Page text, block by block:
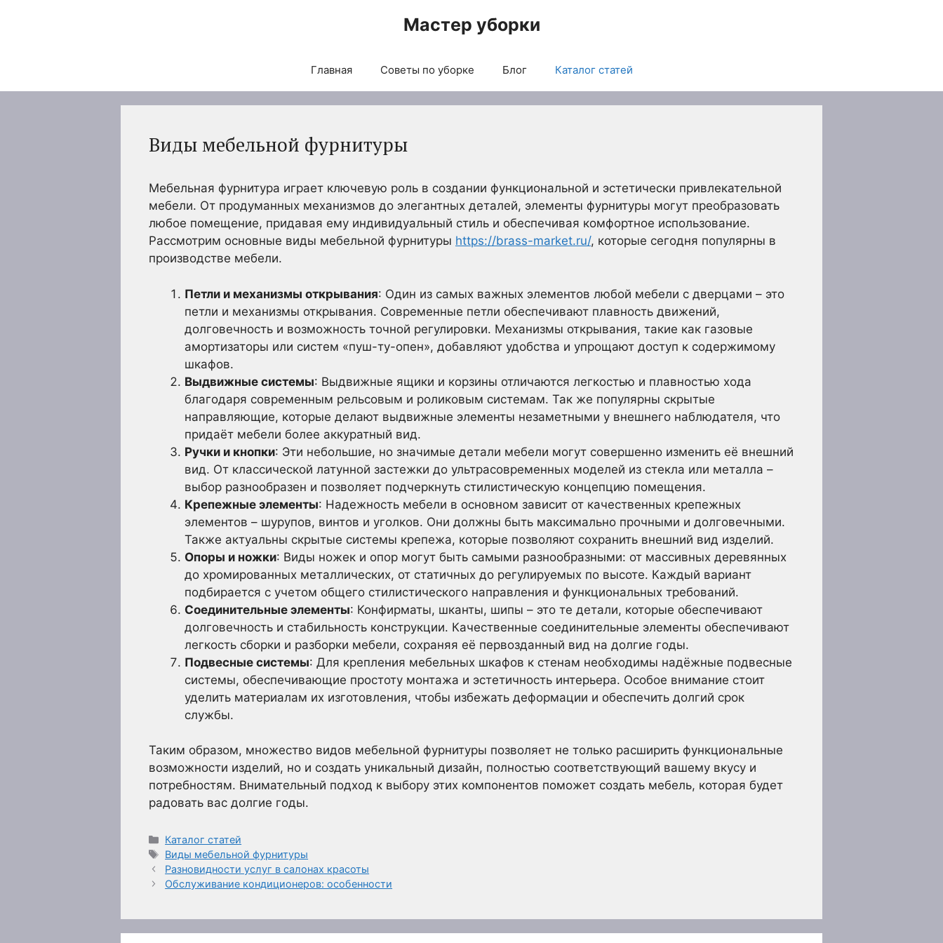
Мастер уборки
Главная Советы по уборке Блог Каталог статей
Виды мебельной фурнитуры
Мебельная фурнитура играет ключевую роль в создании функциональной и эстетически привлекательной
мебели. От продуманных механизмов до элегантных деталей, элементы фурнитуры могут преобразовать
любое помещение, придавая ему индивидуальный стиль и обеспечивая комфортное использование.
Рассмотрим основные виды мебельной фурнитуры https://brass-market.ru/, которые сегодня популярны в
производстве мебели.
Петли и механизмы открывания: Один из самых важных элементов любой мебели с дверцами – это
петли и механизмы открывания. Современные петли обеспечивают плавность движений,
долговечность и возможность точной регулировки. Механизмы открывания, такие как газовые
амортизаторы или систем «пуш-ту-опен», добавляют удобства и упрощают доступ к содержимому
шкафов.
Выдвижные системы: Выдвижные ящики и корзины отличаются легкостью и плавностью хода
благодаря современным рельсовым и роликовым системам. Так же популярны скрытые
направляющие, которые делают выдвижные элементы незаметными у внешнего наблюдателя, что
придаёт мебели более аккуратный вид.
Ручки и кнопки: Эти небольшие, но значимые детали мебели могут совершенно изменить её внешний
вид. От классической латунной застежки до ультрасовременных моделей из стекла или металла –
выбор разнообразен и позволяет подчеркнуть стилистическую концепцию помещения.
Крепежные элементы: Надежность мебели в основном зависит от качественных крепежных
элементов – шурупов, винтов и уголков. Они должны быть максимально прочными и долговечными.
Также актуальны скрытые системы крепежа, которые позволяют сохранить внешний вид изделий.
Опоры и ножки: Виды ножек и опор могут быть самыми разнообразными: от массивных деревянных
до хромированных металлических, от статичных до регулируемых по высоте. Каждый вариант
подбирается с учетом общего стилистического направления и функциональных требований.
Соединительные элементы: Конфирматы, шканты, шипы – это те детали, которые обеспечивают
долговечность и стабильность конструкции. Качественные соединительные элементы обеспечивают
легкость сборки и разборки мебели, сохраняя её первозданный вид на долгие годы.
Подвесные системы: Для крепления мебельных шкафов к стенам необходимы надёжные подвесные
системы, обеспечивающие простоту монтажа и эстетичность интерьера. Особое внимание стоит
уделить материалам их изготовления, чтобы избежать деформации и обеспечить долгий срок
службы.
Таким образом, множество видов мебельной фурнитуры позволяет не только расширить функциональные
возможности изделий, но и создать уникальный дизайн, полностью соответствующий вашему вкусу и
потребностям. Внимательный подход к выбору этих компонентов поможет создать мебель, которая будет
радовать вас долгие годы.
Рубрики
Каталог статей
Метки
Виды мебельной фурнитуры
Разновидности услуг в салонах красоты
Обслуживание кондиционеров: особенности